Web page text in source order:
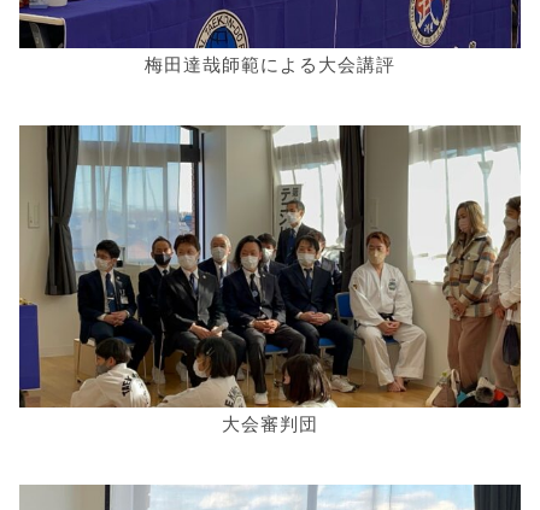
梅田達哉師範による大会講評
大会審判団